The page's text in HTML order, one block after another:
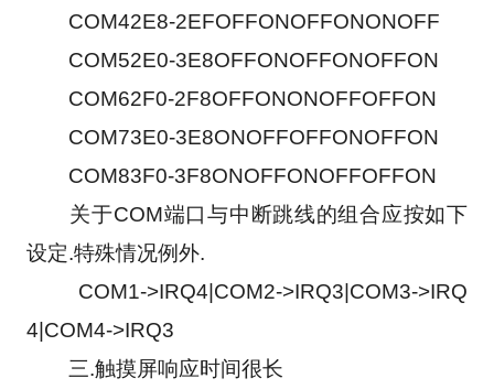
COM42E8-2EFOFFONOFFONONOFF
COM52E0-3E8OFFONOFFONOFFON
COM62F0-2F8OFFONONOFFOFFON
COM73E0-3E8ONOFFOFFONOFFON
COM83F0-3F8ONOFFONOFFOFFON
关于COM端口与中断跳线的组合应按如下
设定.特殊情况例外.
COM1->IRQ4|COM2->IRQ3|COM3->IRQ
4|COM4->IRQ3
三.触摸屏响应时间很长